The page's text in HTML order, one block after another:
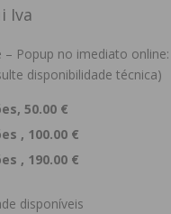
Iva
– Popup no imediato online:
disponibilidade técnica)
50.00 €
, 100.00 €
, 190.00 €
disponíveis